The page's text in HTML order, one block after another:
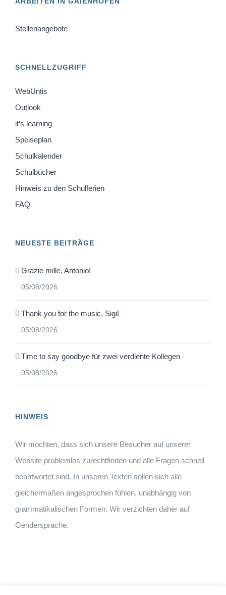
Stellenangebote
SCHNELLZUGRIFF
WebUntis
Outlook
it’s learning
Speiseplan
Schulkalender
Schulbücher
Hinweis zu den Schulferien
FAQ
NEUESTE BEITRÄGE
Grazie mille, Antonio!
05/08/2026
Thank you for the music, Sigi!
05/08/2026
Time to say goodbye für zwei verdiente Kollegen
05/08/2026
HINWEIS
Wir möchten, dass sich unsere Besucher auf unserer
Website problemlos zurechtfinden und alle Fragen schnell
beantwortet sind. In unseren Texten sollen sich alle
gleichermaßen angesprochen fühlen, unabhängig von
grammatikalischen Formen. Wir verzichten daher auf
Gendersprache.